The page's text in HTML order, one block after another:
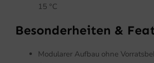
15 °C
Besonderheiten &
Modularer Aufbau ohne